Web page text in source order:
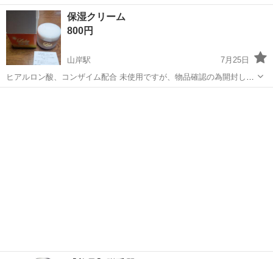
岩手 北上市 北上駅
保湿クリーム
800円
山岸駅
7月25日
ヒアルロン酸、コンザイム配合 未使用ですが、物品確認の為開封しま
した。 定価3990円